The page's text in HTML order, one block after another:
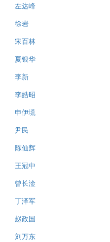
左达峰
徐岩
宋百林
夏银华
李新
李皓昭
申伊塃
尹民
陈仙辉
王冠中
曾长淦
丁泽军
赵政国
刘万东